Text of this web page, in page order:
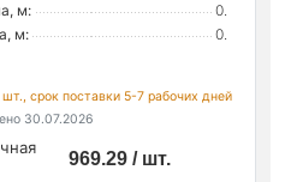
м:
0.
м:
0.
шт., срок поставки 5-7 рабочих дней
30.07.2026
969.29 / шт.